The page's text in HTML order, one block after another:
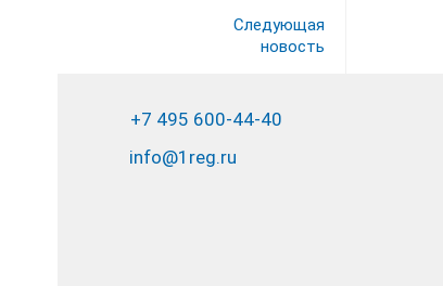
Следующая
новость
Выражаю благодарность компании
+7 495 600-44-40
info@1reg.ru